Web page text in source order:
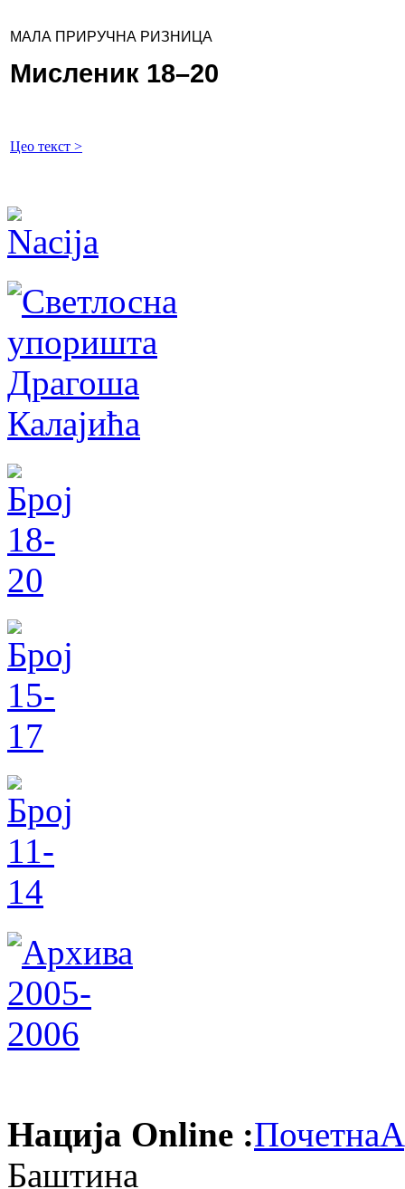
МАЛА ПРИРУЧНА РИЗНИЦА
Мисленик 18–20
Цео текст >
Нација Online :Почетна
Баштина